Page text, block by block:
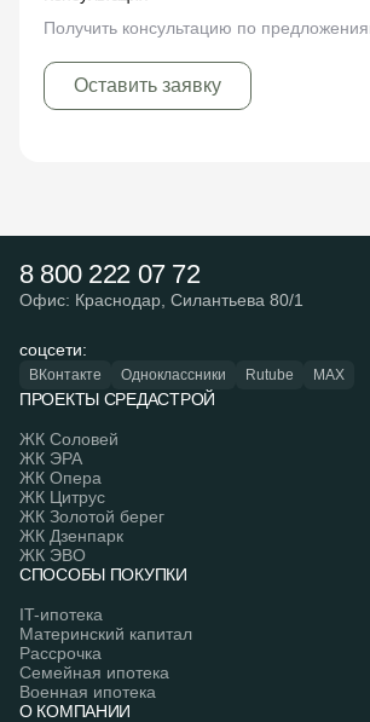
Получить консультацию по
Оставить заявку
8 800 222 07 72
Офис: Краснодар, Силантьева 80/1
соцсети:
ВКонтакте Одноклассники Rutube MAX
ПРОЕКТЫ СРЕДАСТРОЙ
ЖК Соловей
ЖК ЭРА
ЖК Опера
ЖК Цитрус
ЖК Золотой берег
ЖК Дзенпарк
ЖК ЭВО
СПОСОБЫ ПОКУПКИ
IT-ипотека
Материнский капитал
Рассрочка
Семейная ипотека
Военная ипотека
О КОМПАНИИ